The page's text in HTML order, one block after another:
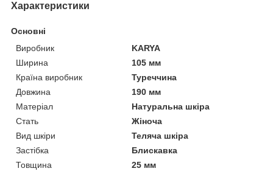
Характеристики
Основні
Виробник
KARYA
Ширина
105 мм
Країна виробник
Туреччина
Довжина
190 мм
Матеріал
Натуральна шкіра
Стать
Жіноча
Вид шкіри
Теляча шкіра
Застібка
Блискавка
Товщина
25 мм